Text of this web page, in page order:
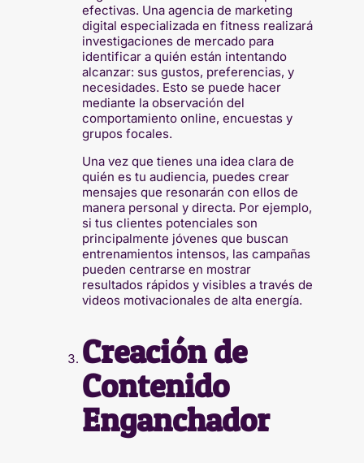
efectivas. Una agencia de marketing
digital especializada en fitness realizará
investigaciones de mercado para
identificar a quién están intentando
alcanzar: sus gustos, preferencias, y
necesidades. Esto se puede hacer
mediante la observación del
comportamiento online, encuestas y
grupos focales.
Una vez que tienes una idea clara de
quién es tu audiencia, puedes crear
mensajes que resonarán con ellos de
manera personal y directa. Por ejemplo,
si tus clientes potenciales son
principalmente jóvenes que buscan
entrenamientos intensos, las campañas
pueden centrarse en mostrar
resultados rápidos y visibles a través de
videos motivacionales de alta energía.
Creación de
Contenido
Enganchador